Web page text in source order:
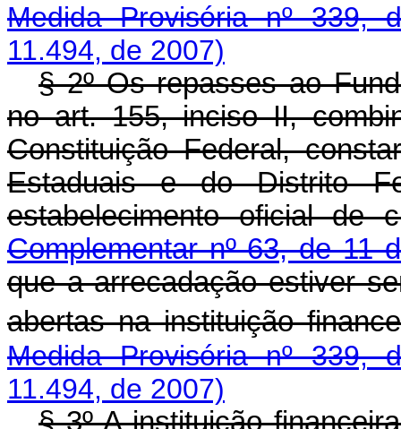
Medida Provisória nº 339,
11.494, de 2007)
§ 2º Os repasses ao
no art. 155, inciso II,
Constituição Federal,
Estaduais e do Distrito
estabelecimento oficial
Complementar nº 63, de 11
que a arrecadação estiver
abertas na instituição
Medida Provisória nº 339,
11.494, de 2007)
§ 3º A instituição